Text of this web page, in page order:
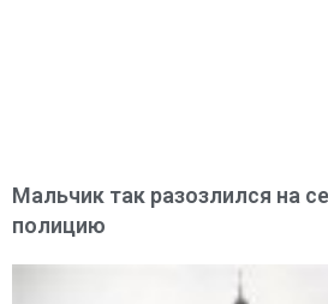
Мальчик так разозлился на
полицию